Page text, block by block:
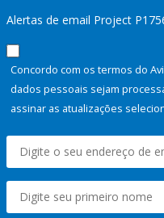
Alertas de email Project
Concordo com os termos do
dados pessoais sejam
assinar as atualizações